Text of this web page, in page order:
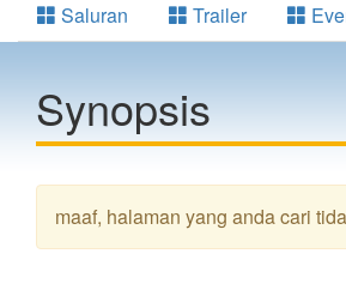
Saluran
Trailer
Synopsis
maaf, halaman yang anda cari